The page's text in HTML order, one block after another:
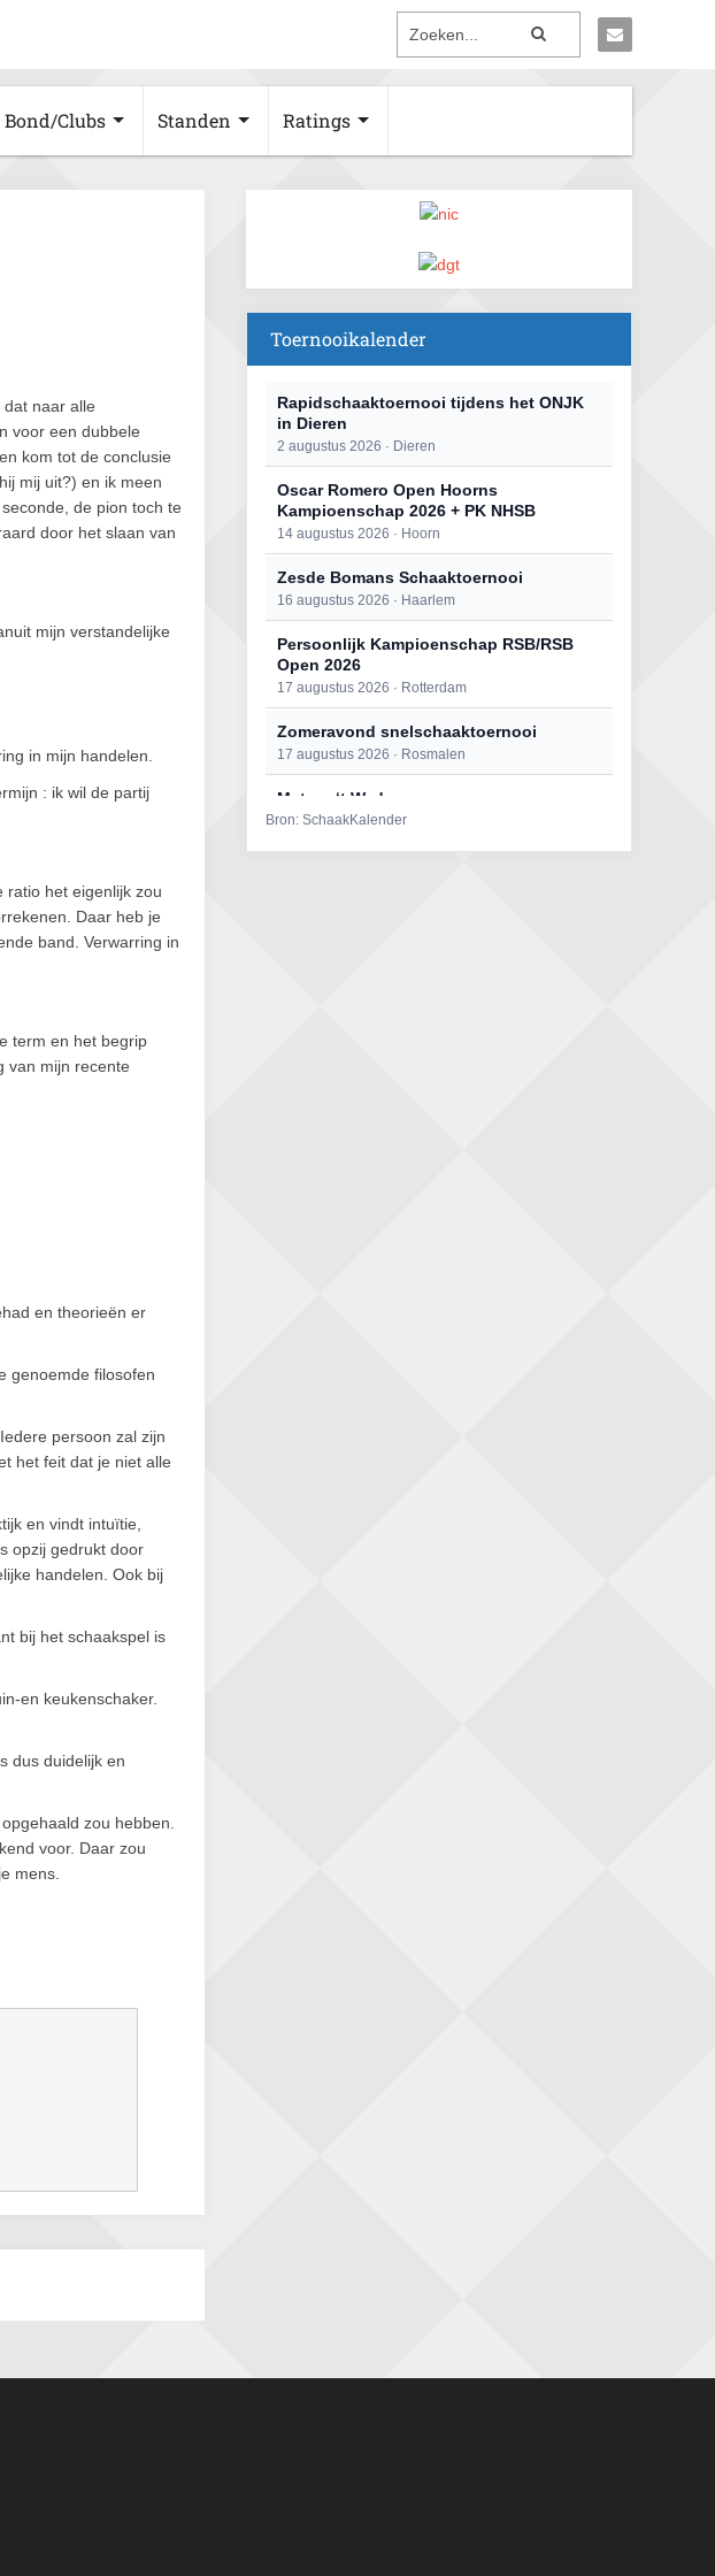
Bond/Clubs Standen Ratings
naar alle
voor een dubbele
kom tot de conclusie
mij uit?) en ik meen
de pion toch te
door het slaan van
mijn verstandelijke
in mijn handelen.
: ik wil de partij
ratio het eigenlijk zou
Daar heb je
band. Verwarring in
term en het begrip
van mijn recente
en theorieën er
genoemde filosofen
persoon zal zijn
het feit dat je niet alle
en vindt intuïtie,
opzij gedrukt door
handelen. Ook bij
bij het schaakspel is
en keukenschaker.
dus duidelijk en
zou hebben.
voor. Daar zou
mens.
Toernooikalender
Rapidschaaktoernooi tijdens het ONJK
in Dieren
2 augustus 2026 · Dieren
Oscar Romero Open Hoorns
Kampioenschap 2026 + PK NHSB
14 augustus 2026 · Hoorn
Zesde Bomans Schaaktoernooi
16 augustus 2026 · Haarlem
Persoonlijk Kampioenschap RSB/RSB
Open 2026
17 augustus 2026 · Rotterdam
Zomeravond snelschaaktoernooi
17 augustus 2026 · Rosmalen
Mat op ‘t Wad
22 augustus 2026 · Den Burg, Texel
Bron: SchaakKalender